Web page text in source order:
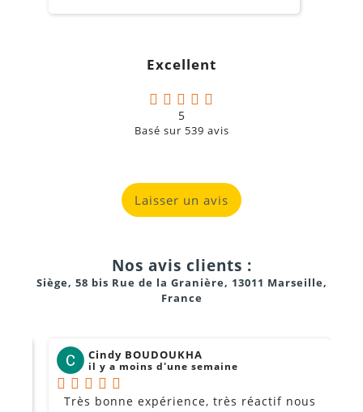
Excellent
5
Basé sur 539 avis
Laisser un avis
Nos avis clients :
Siège, 58 bis Rue de la Granière, 13011 Marseille,
France
Cindy BOUDOUKHA
il y a moins d'une semaine
Très bonne expérience, très réactif nous